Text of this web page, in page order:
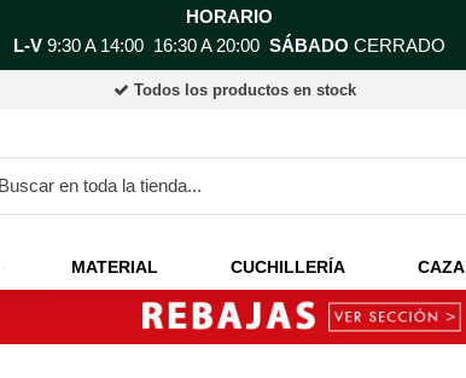
HORARIO
L-V 9:30 A 14:00 16:30 A 20:00 SÁBADO CERRADO
Todos los productos en stock
MATERIAL CUCHILLERÍA CAZA